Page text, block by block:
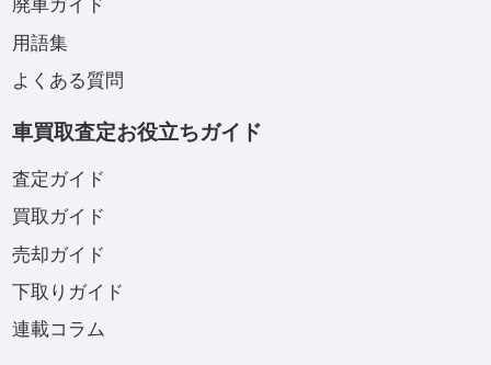
廃車ガイド
用語集
よくある質問
車買取査定お役立ちガイド
査定ガイド
買取ガイド
売却ガイド
下取りガイド
連載コラム